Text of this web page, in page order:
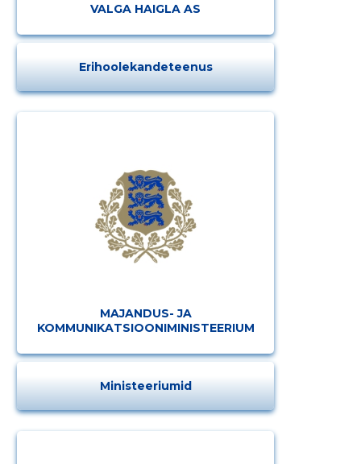
VALGA HAIGLA AS
Erihoolekandeteenus
MAJANDUS- JA
KOMMUNIKATSIOONIMINISTEERIUM
Ministeeriumid